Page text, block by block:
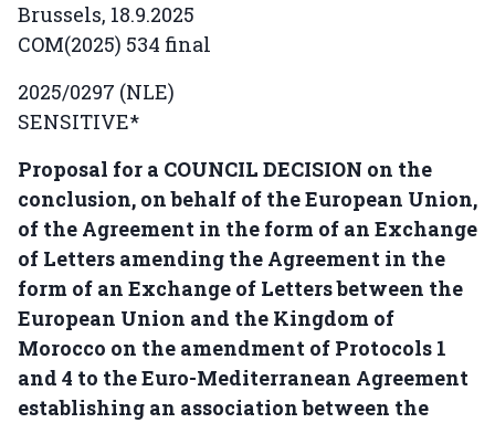
Brussels, 18.9.2025
COM(2025) 534 final
2025/0297 (NLE)
SENSITIVE*
Proposal for a COUNCIL DECISION on the
conclusion, on behalf of the European Union,
of the Agreement in the form of an Exchange
of Letters amending the Agreement in the
form of an Exchange of Letters between the
European Union and the Kingdom of
Morocco on the amendment of Protocols 1
and 4 to the Euro-Mediterranean Agreement
establishing an association between the